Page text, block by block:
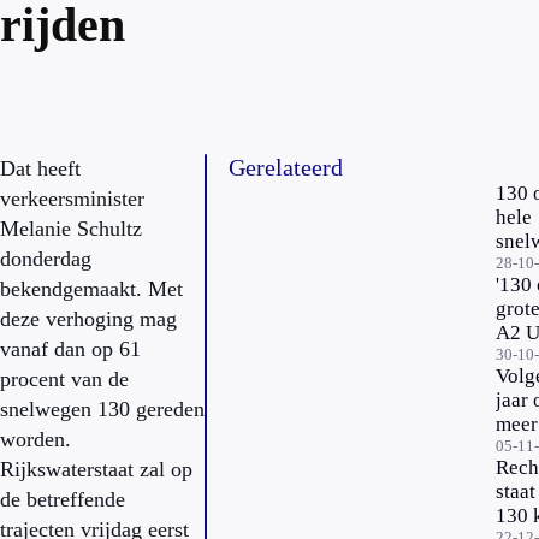
rijden
Dat heeft
verkeersminister
Melanie Schultz
donderdag
bekendgemaakt. Met
deze verhoging mag
vanaf dan op 61
procent van de
snelwegen 130 gereden
worden.
Rijkswaterstaat zal op
de betreffende
trajecten vrijdag eerst
Gerelateerd
130
hele
28-
'130
A2
30-
jaar
meer
130
05-
staat
130